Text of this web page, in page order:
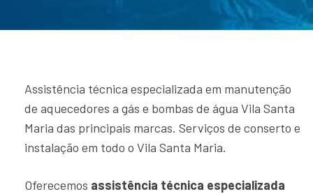
Assistência técnica especializada em manutenção
de aquecedores a gás e bombas de água Vila Santa
Maria das principais marcas. Serviços de conserto e
instalação em todo o Vila Santa Maria.
Oferecemos assistência técnica especializada